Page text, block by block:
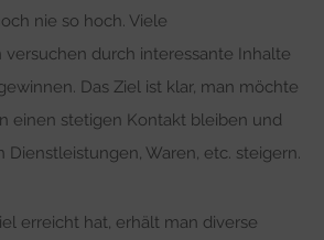
nie so hoch. Viele
durch interessante Inhalte
Das Ziel ist klar, man möchte
einen stetigen Kontakt bleiben und
Dienstleistungen, Waren, etc. steigern.
erreicht hat, erhält man diverse